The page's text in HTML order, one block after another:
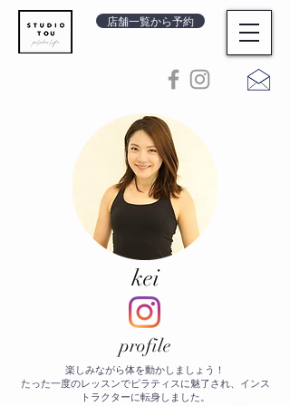
店舗一覧から予約
​kei
​profile
楽しみながら体を動かしましょう！
たった一度のレッスンでピラティスに魅了され、インス
トラクターに転身しました。